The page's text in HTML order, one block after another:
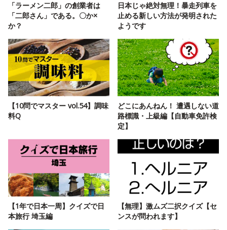
「ラーメン二郎」の創業者は
「二郎さん」である。〇か×
か？
日本じゃ絶対無理！暴走列車を
止める新しい方法が発明された
ようです
【10問でマスター vol.54】調味
料Q
どこにあんねん！ 遭遇しない道
路標識・上級編【自動車免許検
定】
【1年で日本一周】クイズで日
本旅行 埼玉編
【無理】激ムズ二択クイズ【セ
ンスが問われます】